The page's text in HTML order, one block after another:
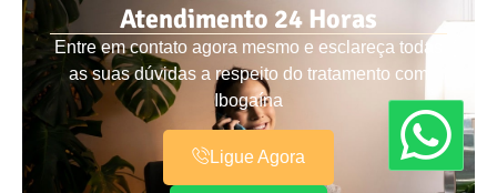
Atendimento 24 Horas
Entre em contato agora mesmo e esclareça todas
as suas dúvidas a respeito do tratamento com
Ibogaína
Ligue Agora